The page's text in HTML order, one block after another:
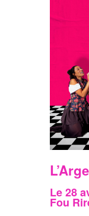
Le 28
Fou